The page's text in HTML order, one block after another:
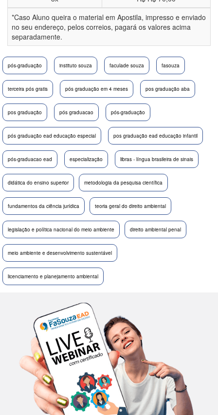
*Caso Aluno queira o material em Apostila, impresso e enviado
no seu endereço, pelos correios, pagará os valores acima
separadamente.
pós-graduação instituto souza faculade souza fasouza
terceira pós gratis pós graduação em 4 meses pos graduação aba
pos graduação pós graduacao pós-graduação
pós graduação ead educação especial pos graduação ead educação infantil
pós-graduacao ead especialização libras - língua brasileira de sinais
didática do ensino superior metodologia da pesquisa científica
fundamentos da ciência jurídica teoria geral do direito ambiental
legislação e política nacional do meio ambiente direito ambiental penal
meio ambiente e desenvolvimento sustentável
licenciamento e planejamento ambiental